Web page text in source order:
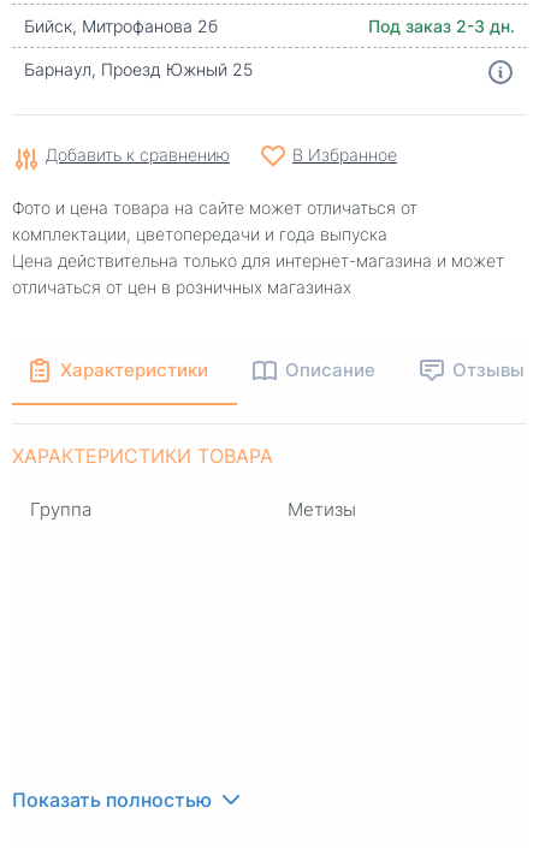
Бийск, Митрофанова 2б
Под заказ 2-3 дн.
Барнаул, Проезд Южный 25
Добавить к сравнению В Избранное
Фото и цена товара на сайте может отличаться от
комплектации, цветопередачи и года выпуска
Цена действительна только для интернет-магазина и может
отличаться от цен в розничных магазинах
Характеристики Описание Отзывы
ХАРАКТЕРИСТИКИ ТОВАРА
Группа Метизы
Показать полностью